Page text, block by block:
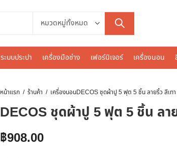
ระบบประปา เครื่องมือช่าง เฟอร์นิเจอร์ เครื่องนอน
หน้าแรก ร้านค้า เครื่องนอนDECOS ชุดผ้าปู 5 ฟุต 5 ชิ้น ลายริ้ว สีเทา
DECOS ชุดผ้าปู 5 ฟุต 5 ชิ้น ลา
฿908.00